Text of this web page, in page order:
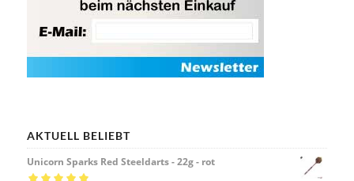
AKTUELL BELIEBT
Unicorn Sparks Red Steeldarts - 22g - rot